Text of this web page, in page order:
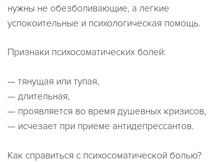
нужны не обезболивающие, а легкие
успокоительные и психологическая помощь.
Признаки психосоматических болей:
— тянущая или тупая,
— длительная,
— проявляется во время душевных кризисов,
— исчезает при приеме антидепрессантов.
Как справиться с психосоматической болью?